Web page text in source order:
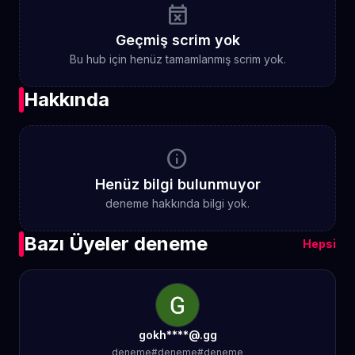
event_busy
Geçmiş scrim yok
Bu hub için henüz tamamlanmış scrim yok.
Hakkında
info
Henüz bilgi bulunmuyor
deneme hakkında bilgi yok.
Bazı Üyeler deneme Hepsi
gokh****@.gg
deneme#deneme#deneme